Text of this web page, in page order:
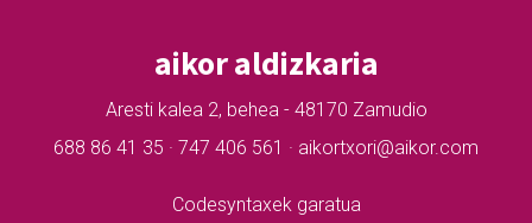
aikor aldizkaria
Aresti kalea 2, behea - 48170 Zamudio
688 86 41 35 · 747 406 561 · aikortxori@aikor.com
Codesyntaxek garatua